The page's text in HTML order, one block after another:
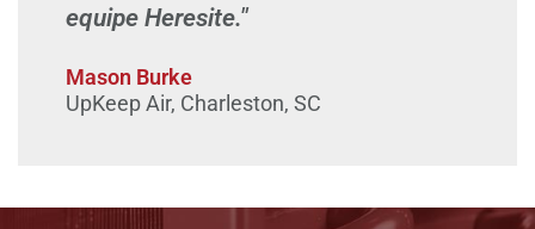
equipe Heresite."
Mason Burke
UpKeep Air, Charleston, SC